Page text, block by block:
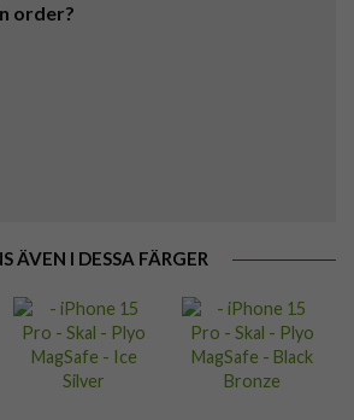
order?
ÄVEN I DESSA FÄRGER